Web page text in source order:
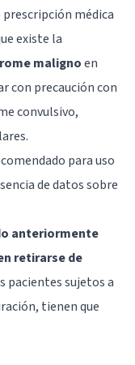
médica
existe la
malignoen
con precaución con
convulsivo,
para uso
de datos sobre
anteriormente
retirarse de
pacientes sujetos a
tienen que